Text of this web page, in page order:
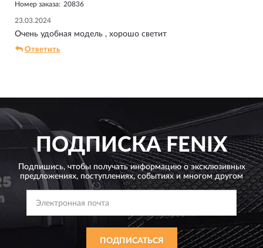
Номер заказа: 20836
23.03.2024
Очень удобная модель , хорошо светит
Ответить
ПОДПИСКАFENIX
Подпишись, чтобы получать информацию о эксклюзивных
предложениях, поступлениях, событиях и многом другом
ПОДПИСАТЬСЯ